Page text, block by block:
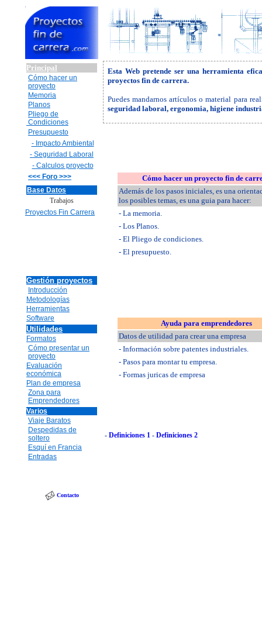
Principal
Cómo hacer un
proyecto
Memoria
Planos
Pliego de
Condiciones
Presupuesto
- Impacto Ambiental
- Seguridad Laboral
- Calculos proyecto
<<< Foro >>>
Base Datos
Trabajos
Proyectos Fin Carrera
Gestión proyectos
Introducción
Metodologías
Herramientas
Software
Utilidades
Formatos
Cómo presentar un
proyecto
Evaluación
económica
Plan de empresa
Zona para
Emprendedores
Varios
Viaje Baratos
Despedidas de
soltero
Esquí en Francia
Entradas
Contacto
Esta Web pretende ser una herramienta
proyectos fin de carrera.
Puedes mandarnos artículos o material para
seguridad laboral, ergonomia, higiene
Cómo hacer un proyecto fin de
Además de los pasos iniciales, es una
los posibles temas, es una guia para hacer:
- La memoria.
- Los Planos.
- El Pliego de condiciones.
- El presupuesto.
Ayuda para emprendedores
Datos de utilidad para crear una empresa
- Información sobre patentes industriales.
- Pasos para montar tu empresa.
- Formas juricas de empresa
- Definiciones 1 - Definiciones 2